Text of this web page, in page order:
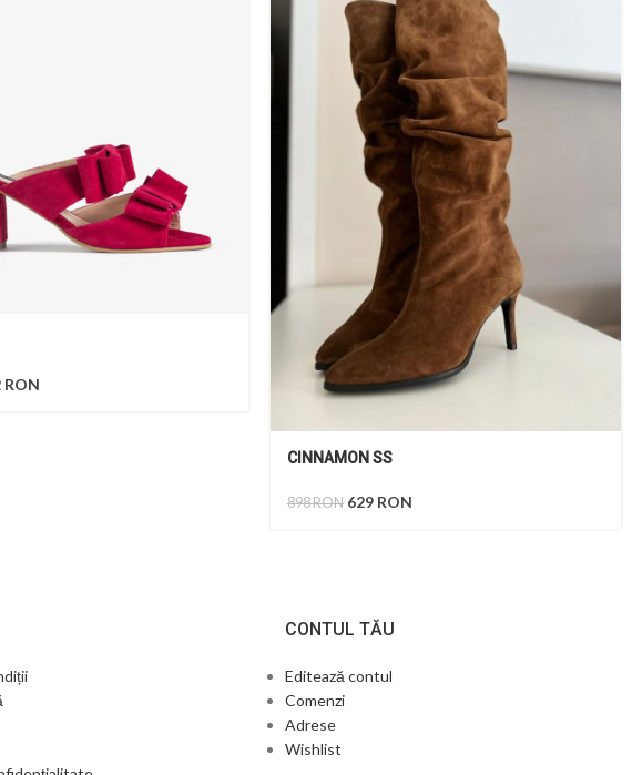
RON
CINNAMON SS
898RON 629 RON
CONTUL TĂU
Editează contul
Comenzi
Adrese
Wishlist